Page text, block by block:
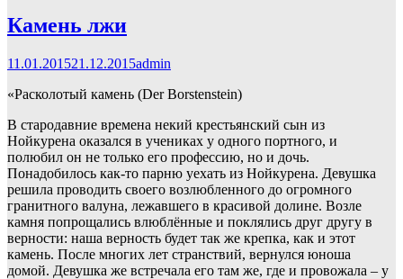
Камень лжи
11.01.201521.12.2015admin
«Расколотый камень (Der Borstenstein)
В стародавние времена некий крестьянский сын из
Нойкурена оказался в учениках у одного портного, и
полюбил он не только его профессию, но и дочь.
Понадобилось как-то парню уехать из Нойкурена. Девушка
решила проводить своего возлюбленного до огромного
гранитного валуна, лежавшего в красивой долине. Возле
камня попрощались влюблённые и поклялись друг другу в
верности: наша верность будет так же крепка, как и этот
камень. После многих лет странствий, вернулся юноша
домой. Девушка же встречала его там же, где и провожала – у